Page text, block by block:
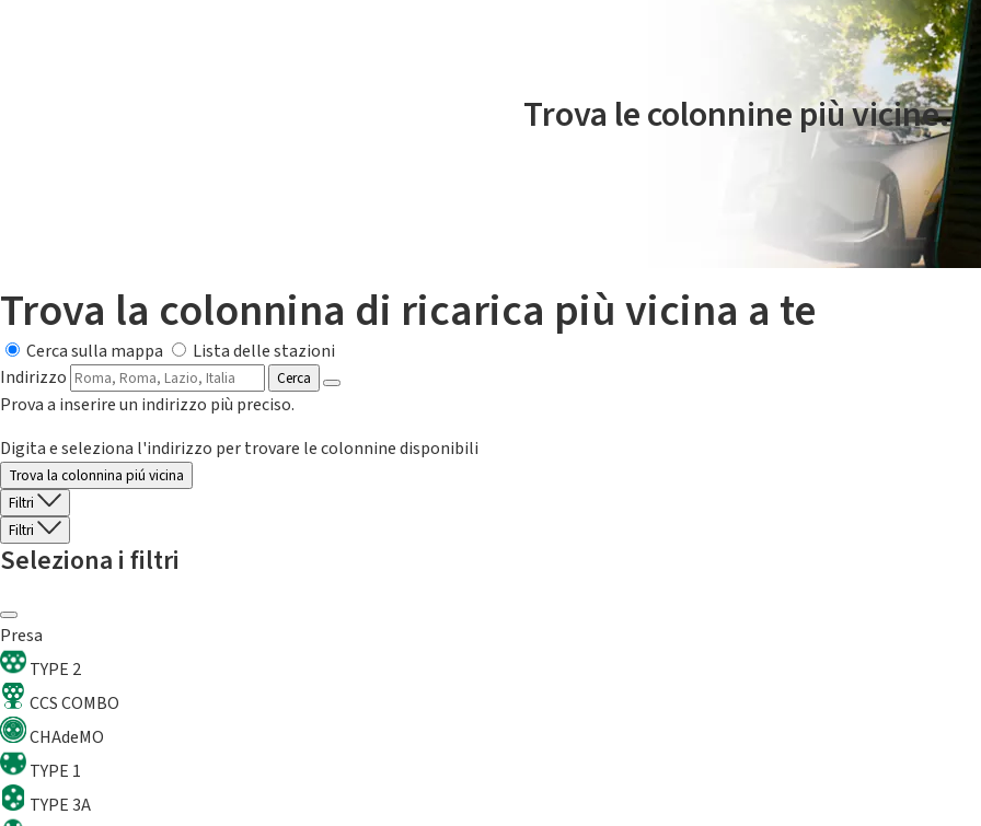
Trova le colonnine più vicine.
Trova la colonnina di ricarica più vicina a te
Cerca sulla mappa
Lista delle stazioni
Indirizzo
Cerca
Prova a inserire un indirizzo più preciso.
Digita e seleziona l'indirizzo per trovare le colonnine disponibili
Trova la colonnina piú vicina
Filtri
Filtri
Seleziona i filtri
Presa
TYPE 2
CCS COMBO
CHAdeMO
TYPE 1
TYPE 3A